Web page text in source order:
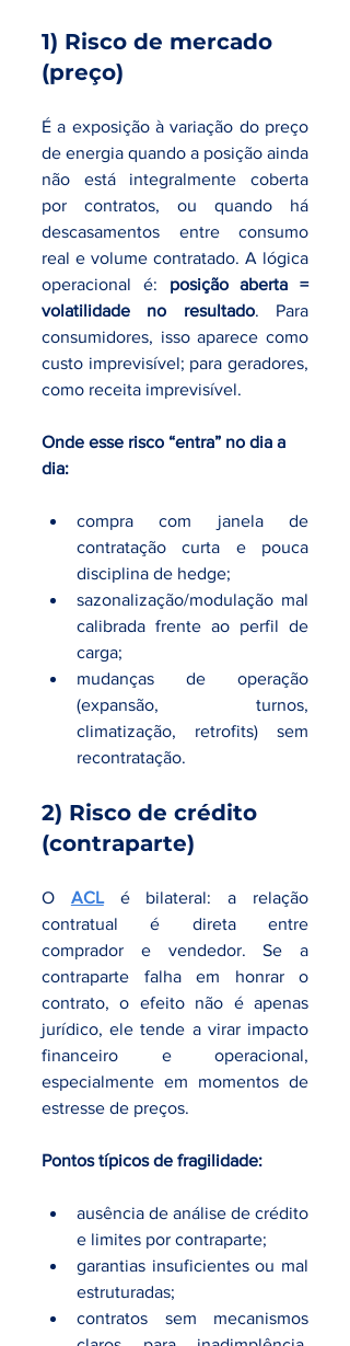
1) Risco de mercado
(preço)
É a exposição à variação do preço
de energia quando a posição ainda
não está integralmente coberta
por contratos, ou quando há
descasamentos entre consumo
real e volume contratado. A lógica
operacional é: posição aberta =
volatilidade no resultado. Para
consumidores, isso aparece como
custo imprevisível; para geradores,
como receita imprevisível.
Onde esse risco “entra” no dia a
dia:
compra com janela de
contratação curta e pouca
disciplina de hedge;
sazonalização/modulação mal
calibrada frente ao perfil de
carga;
mudanças de operação
(expansão, turnos,
climatização, retrofits) sem
recontratação.
2) Risco de crédito
(contraparte)
O ACL é bilateral: a relação
contratual é direta entre
comprador e vendedor. Se a
contraparte falha em honrar o
contrato, o efeito não é apenas
jurídico, ele tende a virar impacto
financeiro e operacional,
especialmente em momentos de
estresse de preços.
Pontos típicos de fragilidade:
ausência de análise de crédito
e limites por contraparte;
garantias insuficientes ou mal
estruturadas;
contratos sem mecanismos